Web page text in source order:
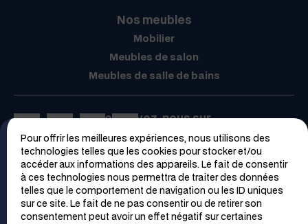
Pour offrir les meilleures expériences, nous utilisons des
technologies telles que les cookies pour stocker et/ou
accéder aux informations des appareils. Le fait de consentir
à ces technologies nous permettra de traiter des données
telles que le comportement de navigation ou les ID uniques
sur ce site. Le fait de ne pas consentir ou de retirer son
consentement peut avoir un effet négatif sur certaines
Nos meubles
Mobilier
Meubles de salon
Meubles de salle de bains
Retrouvez-nous sur
Espace PRO